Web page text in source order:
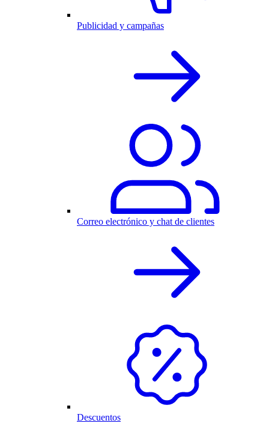
Publicidad y campañas
Correo electrónico y chat de clientes
Descuentos